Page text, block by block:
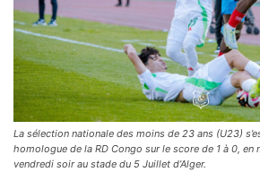
La sélection nationale des moins de 23 ans (U23)
homologue de la RD Congo sur le score de 1 à 0,
vendredi soir au stade du 5 Juillet d’Alger.